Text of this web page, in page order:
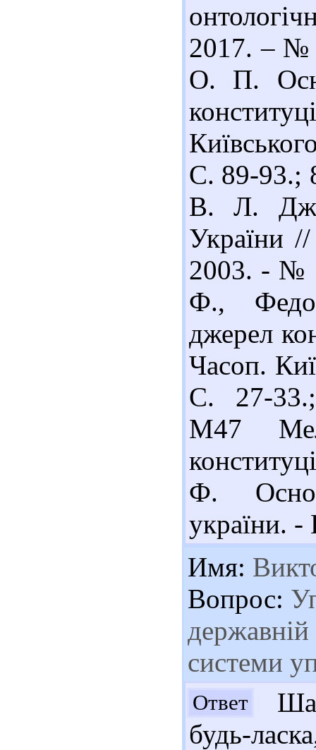
2017. – №
О. П.
С. 89-93.;
В. Л.
України
2003. - №
Ф.,
джерел
Часоп.
С. 27-
М47
Ф.
україни.
Имя:
Вопрос:
державній
системи
Ответ
будь-